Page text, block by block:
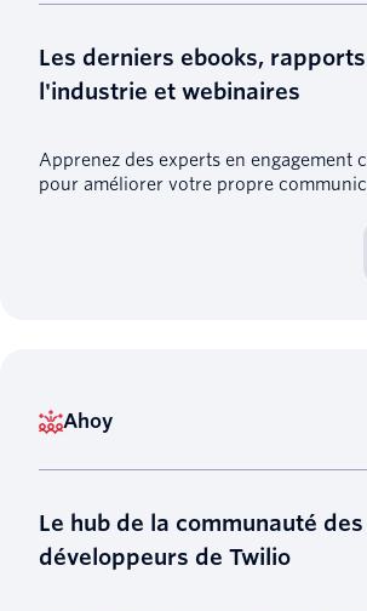
Les derniers ebooks,
l'industrie et webinaires
Apprenez des experts en engagement
pour améliorer votre propre
Ahoy
Le hub de la communauté des
développeurs de Twilio